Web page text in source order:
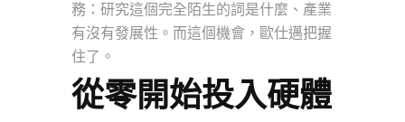
務：研究這個完全陌生的詞是什麼、產業
有沒有發展性。而這個機會，歐仕邁把握
住了。
從零開始投入硬體